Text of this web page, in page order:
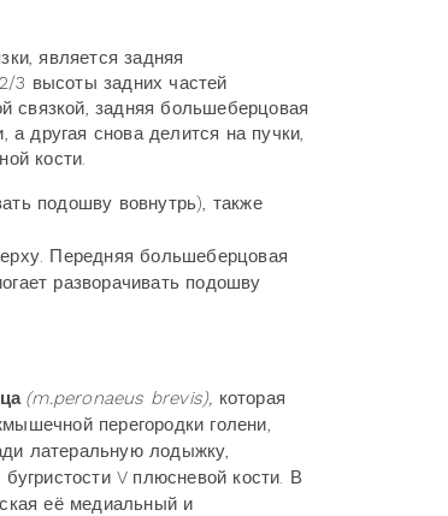
является задняя
3 высоты задних частей
связкой, задняя большеберцовая
а другая снова делится на пучки,
кости.
подошву вовнутрь), также
Передняя большеберцовая
разворачивать подошву
(m.peronaeus brevis), которая
перегородки голени,
латеральную лодыжку,
V плюсневой кости. В
её медиальный и